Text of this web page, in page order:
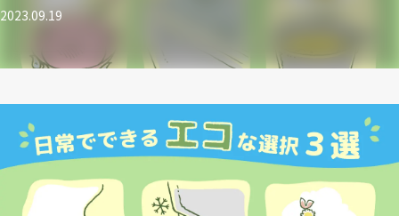
2023.09.19